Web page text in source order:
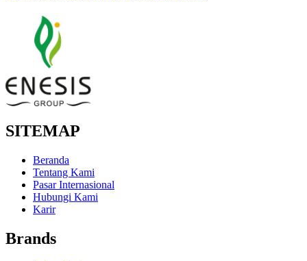
SITEMAP
Beranda
Tentang Kami
Pasar Internasional
Hubungi Kami
Karir
Brands